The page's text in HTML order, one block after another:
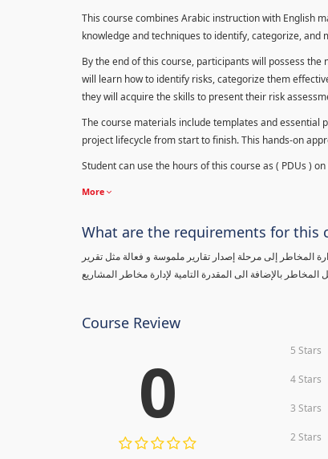
This course combines Arabic instruction with English
knowledge and techniques to identify, categorize,
By the end of this course, participants will possess
will learn how to identify risks, categorize them
they will acquire the skills to present their risk
The course materials include templates and essential
project lifecycle from start to finish. This hands-on
Student can use the hours of this course as ( PDUs )
More
What are the requirements for this
المخاطر إلى مرحلة إصدار تقارير ملموسة و فعالة مثل تقرير
Course Review
0 5 Stars
4 Stars
3 Stars
2 Stars